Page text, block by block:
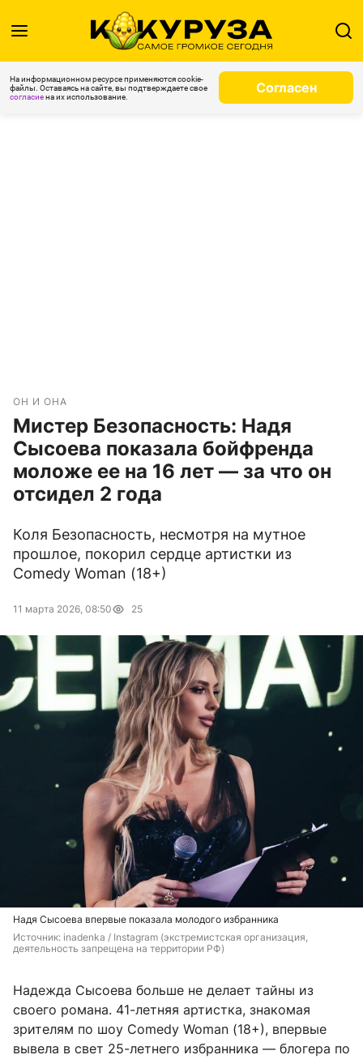
На информационном ресурсе применяются cookie-
файлы. Оставаясь на сайте, вы подтверждаете свое
согласиена их использование.
Согласен
ОН И ОНА
Мистер Безопасность: Надя
Сысоева показала бойфренда
моложе ее на 16 лет — за что он
отсидел 2 года
Коля Безопасность, несмотря на мутное
прошлое, покорил сердце артистки из
Comedy Woman (18+)
11 марта 2026, 08:50 25
Надя Сысоева впервые показала молодого избранника
Источник: inadenka / Instagram (экстремистская организация,
деятельность запрещена на территории РФ)
Надежда Сысоева больше не делает тайны из
своего романа. 41-летняя артистка, знакомая
зрителям по шоу Comedy Woman (18+), впервые
вывела в свет 25-летнего избранника — блогера по